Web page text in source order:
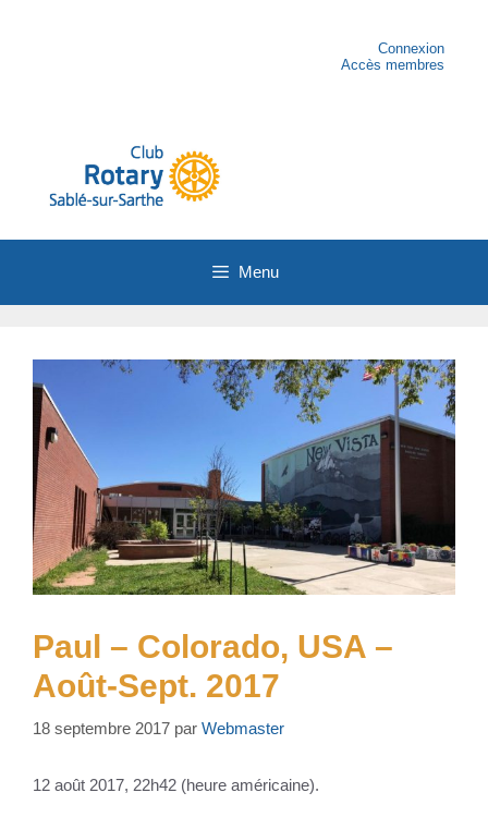
Connexion
Accès membres
Menu
Paul – Colorado, USA –
Août-Sept. 2017
18 septembre 2017 par Webmaster
12 août 2017, 22h42 (heure américaine).